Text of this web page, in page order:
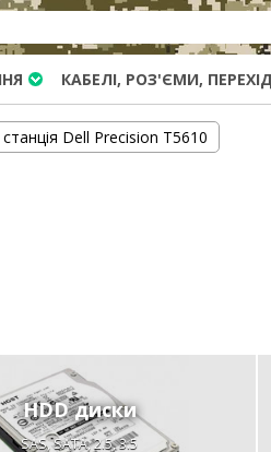
КАБЕЛІ, РОЗ'ЄМИ,
Dell Precision T5610
HDD диски
SAS, SATA, 2.5, 3.5